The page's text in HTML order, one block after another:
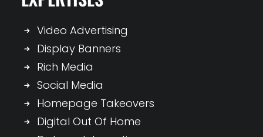
Video Advertising
Display Banners
Rich Media
Social Media
Homepage Takeovers
Digital Out Of Home